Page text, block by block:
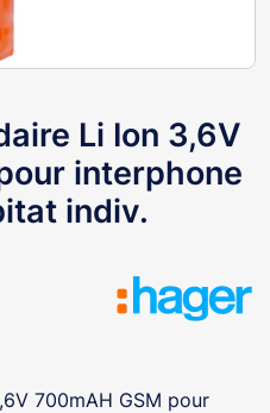
Li Ion 3,6V
interphone
indiv.
700mAH GSM pour